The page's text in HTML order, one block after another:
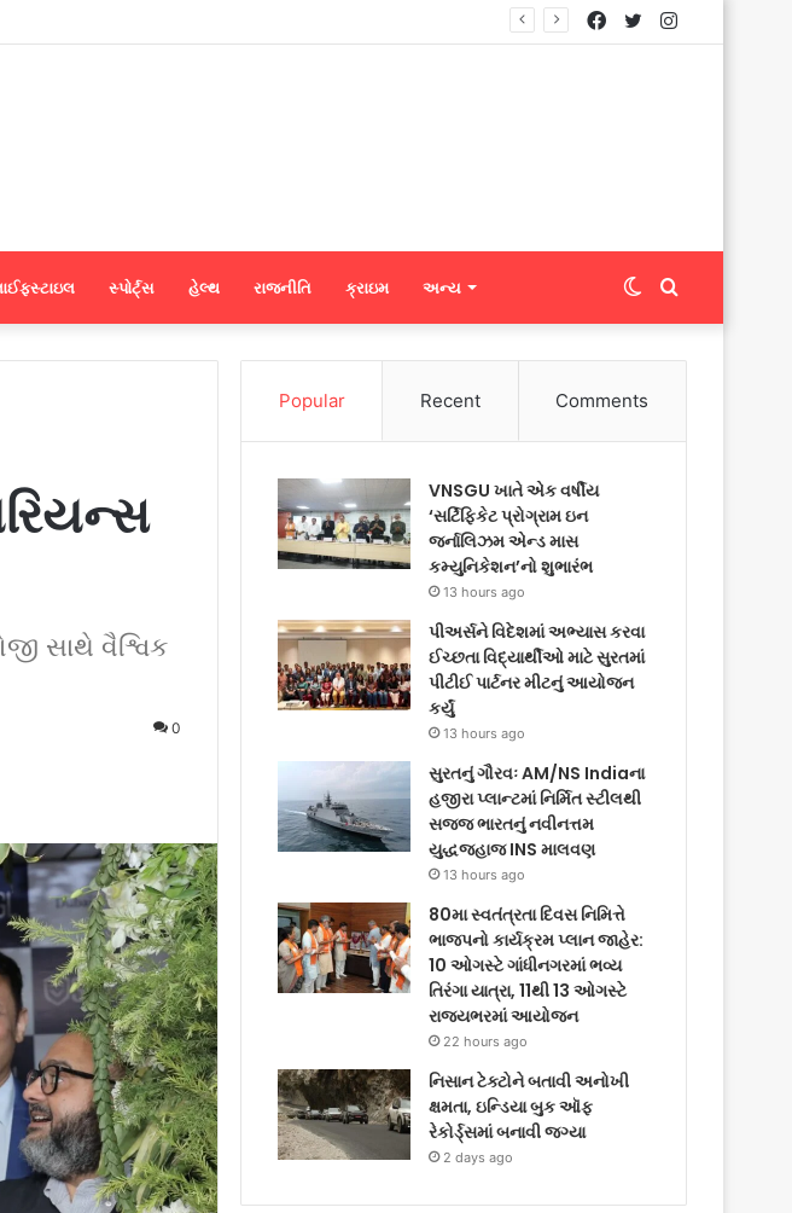
પીટીઈ પાર્ટનર મીટનું આયોજન કર્યું Instagram
Twitter
Facebook
સ્પોર્ટ્સ હેલ્થ રાજનીતિ ક્રાઇમ અન્ય Search
for
Switch
skin
સાથે વૈશ્વિક
0
Popular Recent Comments
VNSGU ખાતે એક વર્ષીય
‘સર્ટિફિકેટ પ્રોગ્રામ ઇન
જર્નાલિઝમ એન્ડ માસ
કમ્યુનિકેશન’નો શુભારંભ
13 hours ago
પીઅર્સને વિદેશમાં અભ્યાસ કરવા
ઈચ્છતા વિદ્યાર્થીઓ માટે સુરતમાં
પીટીઈ પાર્ટનર મીટનું આયોજન
કર્યું
13 hours ago
સુરતનું ગૌરવઃ AM/NS Indiaના
હજીરા પ્લાન્ટમાં નિર્મિત સ્ટીલથી
સજ્જ ભારતનું નવીનત્તમ
યુદ્ધજહાજ INS માલવણ
13 hours ago
80મા સ્વતંત્રતા દિવસ નિમિત્તે
ભાજપનો કાર્યક્રમ પ્લાન જાહેર:
10 ઓગસ્ટે ગાંધીનગરમાં ભવ્ય
તિરંગા યાત્રા, 11થી 13 ઓગસ્ટે
રાજ્યભરમાં આયોજન
22 hours ago
નિસાન ટેક્ટોને બતાવી અનોખી
ક્ષમતા, ઇન્ડિયા બુક ઑફ
રેકોર્ડ્સમાં બનાવી જગ્યા
2 days ago